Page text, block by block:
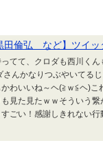
田倫弘 など】ツイッ
てて、クロダも西川く
さんかなりつぶやいてる
わいいね～ヘ(≧ｗ≦ヘ)
見た見たｗｗそういう
ごい！感謝しきれない